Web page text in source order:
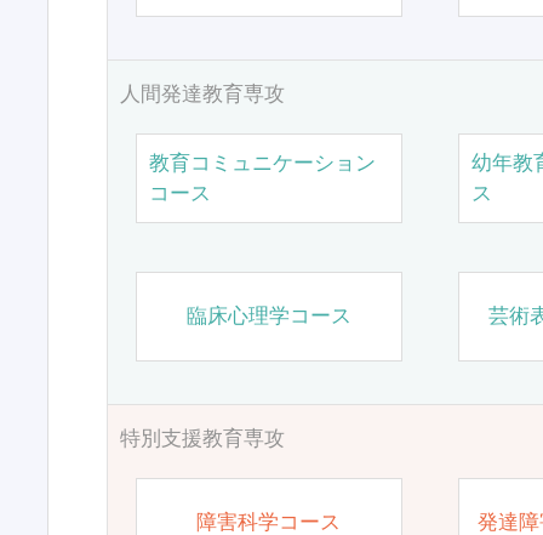
人間発達教育専攻
教育コミュニケーション
コース
幼年教
ス
臨床心理学コース 芸術
特別支援教育専攻
障害科学コース 発達